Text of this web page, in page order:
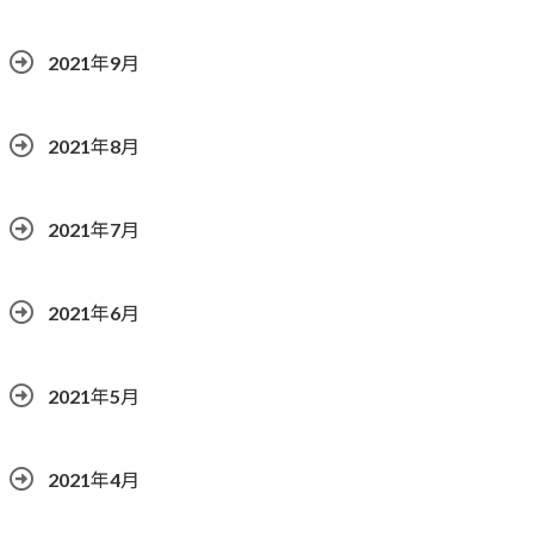
2021年9月
2021年8月
2021年7月
2021年6月
2021年5月
2021年4月